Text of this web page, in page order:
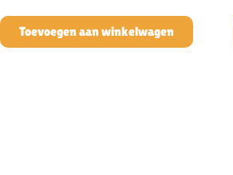
Toevoegen aan winkelwagen